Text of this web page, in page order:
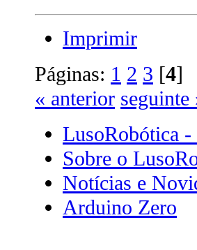
Imprimir
Páginas: 1 2 3 [4
« anterior seguinte
LusoRobótica -
Sobre o
Notícias e
Arduino Zero